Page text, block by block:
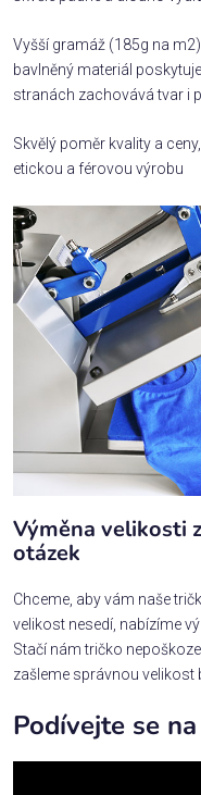
Vyšší gramáž (185g na
bavlněný materiál
stranách zachovává tvar i
Skvělý poměr kvality a
etickou a férovou výrobu
Výměna velikosti
otázek
Chceme, aby vám naše
velikost nesedí, nabízíme
Stačí nám tričko
zašleme správnou velikost
Podívejte se